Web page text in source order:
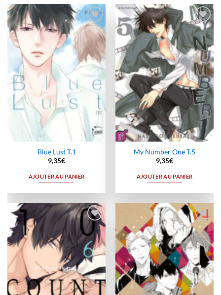
Ajouter
à la
wishlist
Blue Lust T.1
9,35€
AJOUTER AU PANIER
Ajouter
à la
wishlist
My Number One T.5
9,35€
AJOUTER AU PANIER
Ajouter
à la
wishlist
Ajouter
à la
wishlist